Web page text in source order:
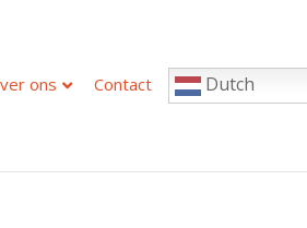
ons Contact Dutch